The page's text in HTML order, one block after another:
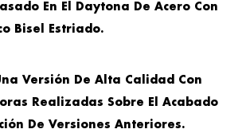
En El Daytona De Acero Con
Bisel Estriado.
Versión De Alta Calidad Con
Realizadas Sobre El Acabado
De Versiones Anteriores.